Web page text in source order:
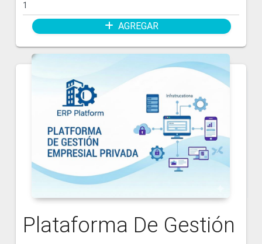
AGREGAR
Plataforma De Gestión